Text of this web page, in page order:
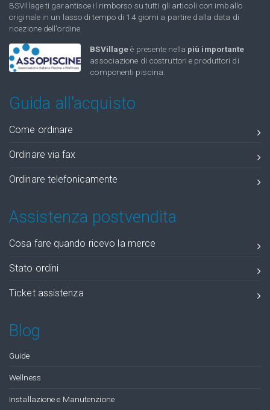
BSVillage ti garantisce il rimborso su tutti gli articoli con imballo
originale in un lasso di tempo di 14 giorni a partire dalla data di
ricezione dell'ordine.
BSVillageè presente nella più importante
associazione di costruttori e produttori di
componenti piscina.
Guida all'acquisto
Come ordinare
Ordinare via fax
Ordinare telefonicamente
Assistenza postvendita
Cosa fare quando ricevo la merce
Stato ordini
Ticket assistenza
Blog
Guide
Wellness
Installazione e Manutenzione